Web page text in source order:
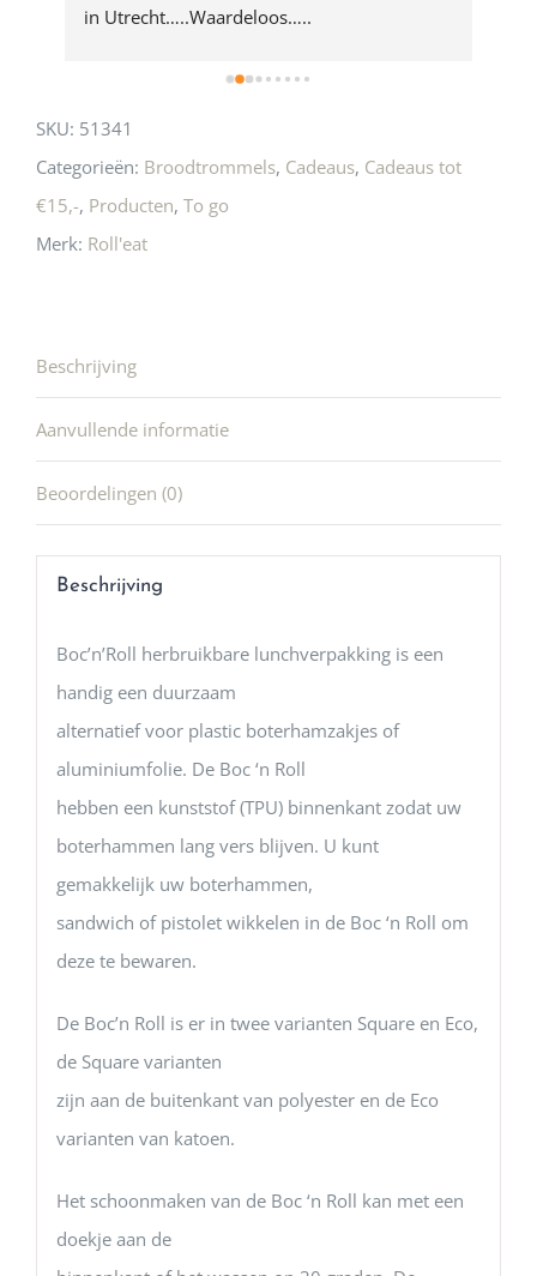
in Utrecht…..Waardeloos…..
SKU: 51341
Categorieën: Broodtrommels, Cadeaus, Cadeaus tot
€15,-, Producten, To go
Merk: Roll'eat
Beschrijving
Aanvullende informatie
Beoordelingen (0)
Beschrijving
Boc’n’Roll herbruikbare lunchverpakking is een
handig een duurzaam
alternatief voor plastic boterhamzakjes of
aluminiumfolie. De Boc ‘n Roll
hebben een kunststof (TPU) binnenkant zodat uw
boterhammen lang vers blijven. U kunt
gemakkelijk uw boterhammen,
sandwich of pistolet wikkelen in de Boc ‘n Roll om
deze te bewaren.
De Boc’n Roll is er in twee varianten Square en Eco,
de Square varianten
zijn aan de buitenkant van polyester en de Eco
varianten van katoen.
Het schoonmaken van de Boc ‘n Roll kan met een
doekje aan de